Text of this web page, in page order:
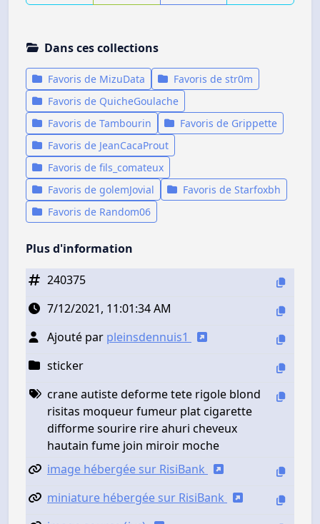
Dans ces collections
Favoris de MizuData
Favoris de str0m
Favoris de QuicheGoulache
Favoris de Tambourin
Favoris de Grippette
Favoris de JeanCacaProut
Favoris de fils_comateux
Favoris de golemJovial
Favoris de Starfoxbh
Favoris de Random06
Plus d'information
240375
7/12/2021, 11:01:34 AM
Ajouté par pleinsdennuis1
sticker
crane autiste deforme tete rigole blond
risitas moqueur fumeur plat cigarette
difforme sourire rire ahuri cheveux
hautain fume join miroir moche
image hébergée sur RisiBank
miniature hébergée sur RisiBank